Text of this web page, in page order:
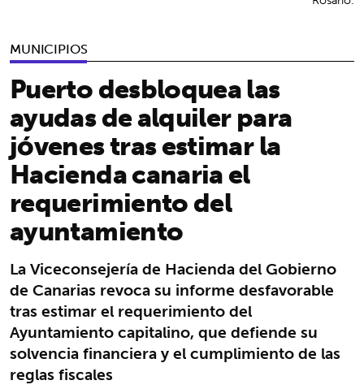
MUNICIPIOS
Puerto desbloquea las
ayudas de alquiler para
jóvenes tras estimar la
Hacienda canaria el
requerimiento del
ayuntamiento
La Viceconsejería de Hacienda del Gobierno
de Canarias revoca su informe desfavorable
tras estimar el requerimiento del
Ayuntamiento capitalino, que defiende su
solvencia financiera y el cumplimiento de las
reglas fiscales